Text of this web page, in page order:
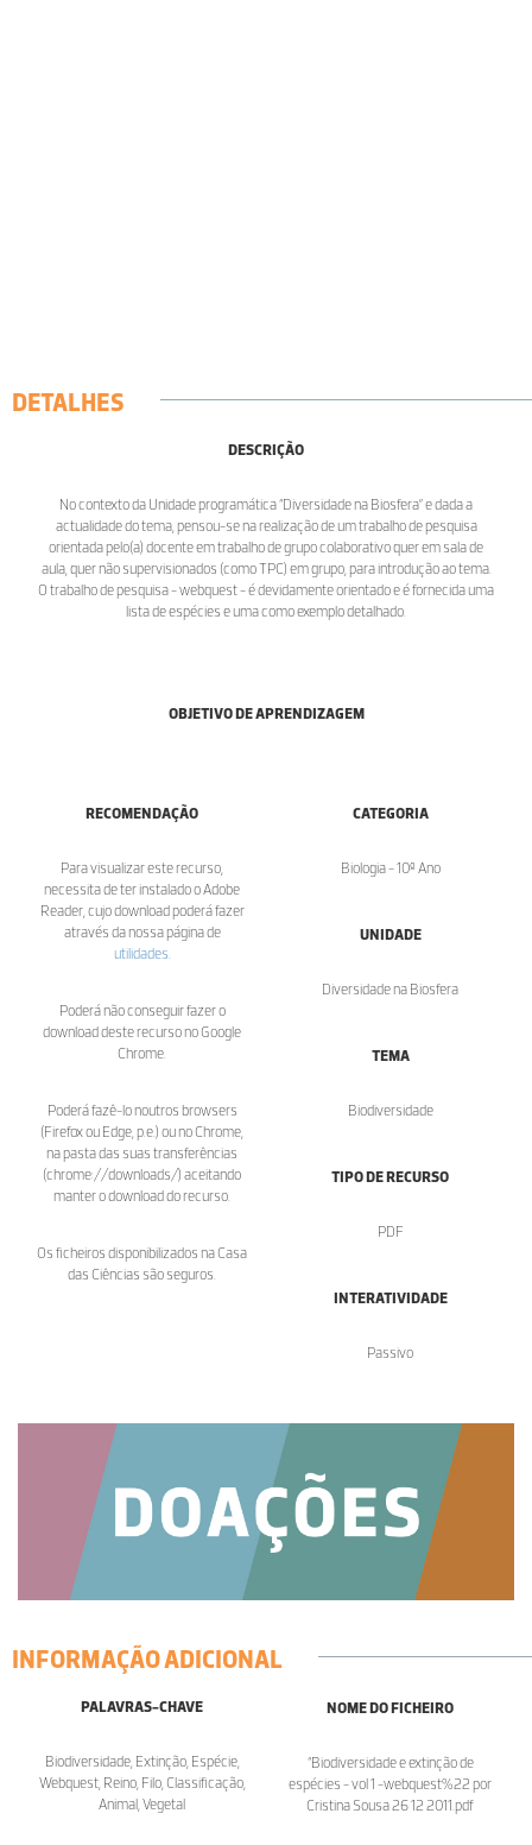
DETALHES
DESCRIÇÃO
No contexto da Unidade programática “Diversidade na Biosfera” e dada a
actualidade do tema, pensou-se na realização de um trabalho de pesquisa
orientada pelo(a) docente em trabalho de grupo colaborativo quer em sala de
aula, quer não supervisionados (como TPC) em grupo, para introdução ao tema.
O trabalho de pesquisa - webquest - é devidamente orientado e é fornecida uma
lista de espécies e uma como exemplo detalhado.
OBJETIVO DE APRENDIZAGEM
RECOMENDAÇÃO
Para visualizar este recurso,
necessita de ter instalado o Adobe
Reader, cujo download poderá fazer
através da nossa página de
utilidades
Poderá não conseguir fazer o
download deste recurso no Google
Chrome.
Poderá fazê-lo noutros browsers
(Firefox ou Edge, p.e.) ou no Chrome,
na pasta das suas transferências
(chrome://downloads/) aceitando
manter o download do recurso.
Os ficheiros disponibilizados na Casa
das Ciências são seguros.
CATEGORIA
Biologia - 10º Ano
UNIDADE
Diversidade na Biosfera
TEMA
Biodiversidade
TIPO DE RECURSO
PDF
INTERATIVIDADE
Passivo
INFORMAÇÃO ADICIONAL
PALAVRAS-CHAVE
Biodiversidade, Extinção, Espécie,
Webquest, Reino, Filo, Classificação,
Animal, Vegetal
NOME DO FICHEIRO
“Biodiversidade e extinção de
espécies - vol 1 -webquest%22 por
Cristina Sousa 26 12 2011.pdf